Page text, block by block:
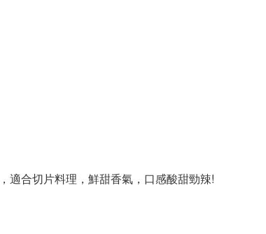
適合切片料理，鮮甜香氣，口感酸甜勁辣!